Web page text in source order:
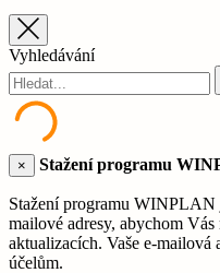
Vyhledávání
× Stažení programu
Stažení programu WINPLAN
mailové adresy, abychom
aktualizacích. Vaše e-mailová
účelům.